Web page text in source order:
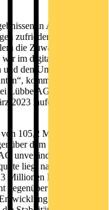
in Anbetracht der
zufrieden und können
die Zuwächse unserer
im digitalen
den Umsatz zum
kommentiert Soheil
Lübbe AG, den
2023 laufenden
105,2 Millionen Euro,
dem 31. März
unverändert eine sehr
liegt nach
Millionen Euro für das
gegenüber 54,0 Prozent
des